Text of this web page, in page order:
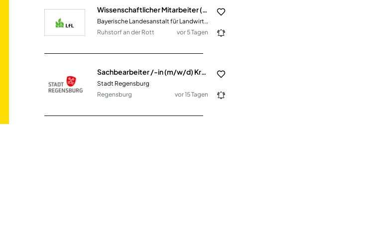
Wissenschaftlicher Mitarbeiter (m/w/d) für die Ökonomische Bewertung neuartiger Geschäftsfelder
Bayerische Landesanstalt für Landwirtschaft (LfL) Ruhstorf
Ruhstorf an der Rott
vor 5 Tagen
Sachbearbeiter /-in (m/w/d) Kraftfahrzeugzulassungswesen
Stadt Regensburg
Regensburg
vor 15 Tagen